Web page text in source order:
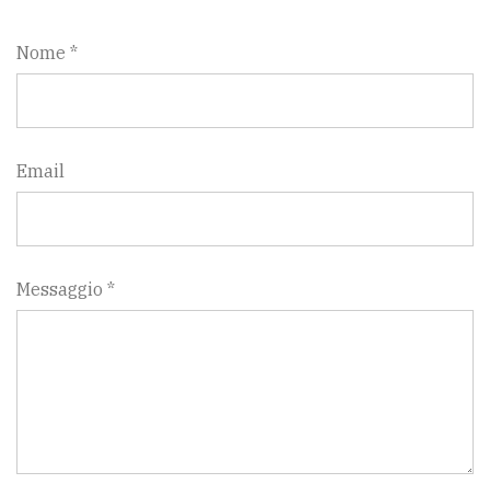
Nome *
Email
Messaggio *